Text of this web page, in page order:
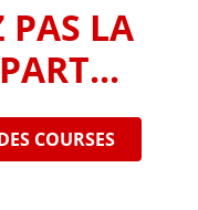
PAS LA
COURSES